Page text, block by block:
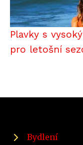
Plavky s
pro letošní
Bydlení